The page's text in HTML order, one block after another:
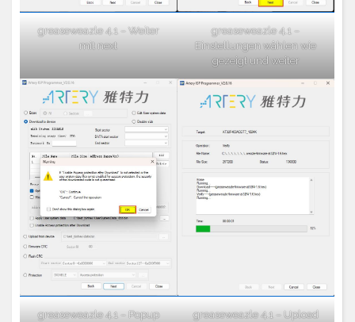
greaseweazle 4.1 – Weiter
mit next
greaseweazle 4.1 –
Einstellungen wählen wie
gezeigt und weiter
greaseweazle 4.1 – Popup
greaseweazle 4.1 – Upload